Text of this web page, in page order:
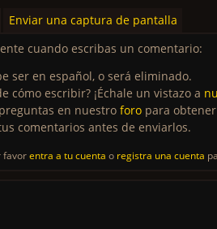
Enviar una captura de pantalla
cuando escribas un comentario:
ser en español, o será eliminado.
cómo escribir? ¡Échale un vistazo a
en nuestro foro para
comentarios antes de enviarlos.
favorentra a tu cuenta o registra una cuenta